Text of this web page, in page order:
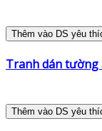
Thêm vào DS yêu
Tranh dán tường
Thêm vào DS yêu